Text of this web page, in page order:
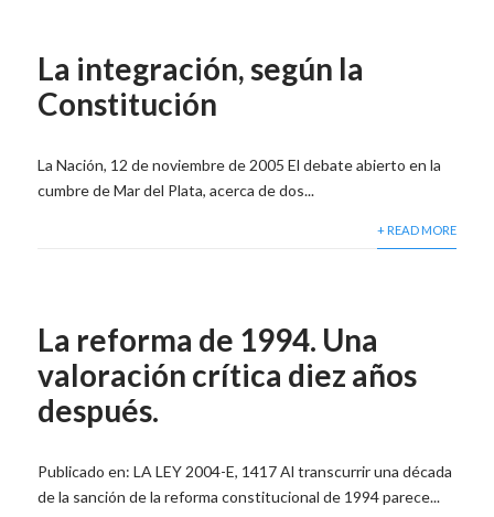
La integración, según la
Constitución
La Nación, 12 de noviembre de 2005 El debate abierto en la
cumbre de Mar del Plata, acerca de dos...
+ READ MORE
La reforma de 1994. Una
valoración crítica diez años
después.
Publicado en: LA LEY 2004-E, 1417 Al transcurrir una década
de la sanción de la reforma constitucional de 1994 parece...